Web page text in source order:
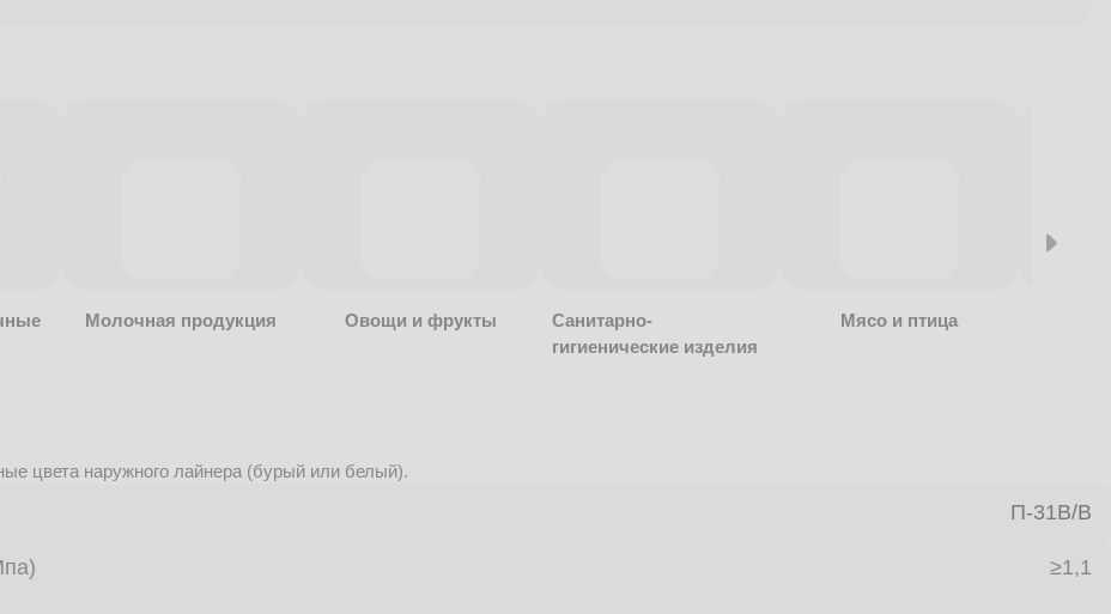
Молочная продукция Овощи и фрукты
Санитарно-
гигиенические изделия
Мясо и птица
цвета наружного лайнера (бурый или белый).
П-31В/B
≥1,1